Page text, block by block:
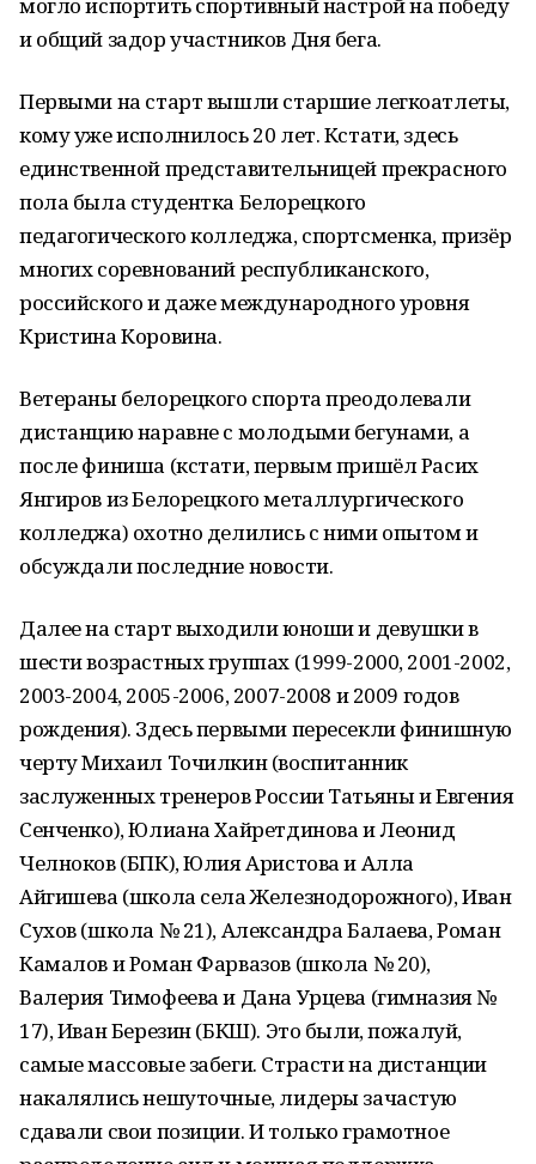
и общий задор участников Дня бега.
Первыми на старт вышли старшие легкоатлеты,
кому уже исполнилось 20 лет. Кстати, здесь
единственной представительницей прекрасного
пола была студентка Белорецкого
педагогического колледжа, спортсменка, призёр
многих соревнований республиканского,
российского и даже международного уровня
Кристина Коровина.
Ветераны белорецкого спорта преодолевали
дистанцию наравне с молодыми бегунами, а
после финиша (кстати, первым пришёл Расих
Янгиров из Белорецкого металлургического
колледжа) охотно делились с ними опытом и
обсуждали последние новости.
Далее на старт выходили юноши и девушки в
шести возрастных группах (1999-2000, 2001-2002,
2003-2004, 2005-2006, 2007-2008 и 2009 годов
рождения). Здесь первыми пересекли финишную
черту Михаил Точилкин (воспитанник
заслуженных тренеров России Татьяны и Евгения
Сенченко), Юлиана Хайретдинова и Леонид
Челноков (БПК), Юлия Аристова и Алла
Айгишева (школа села Железнодорожного), Иван
Сухов (школа № 21), Александра Балаева, Роман
Камалов и Роман Фарвазов (школа № 20),
Валерия Тимофеева и Дана Урцева (гимназия №
17), Иван Березин (БКШ). Это были, пожалуй,
самые массовые забеги. Страсти на дистанции
накалялись нешуточные, лидеры зачастую
сдавали свои позиции. И только грамотное